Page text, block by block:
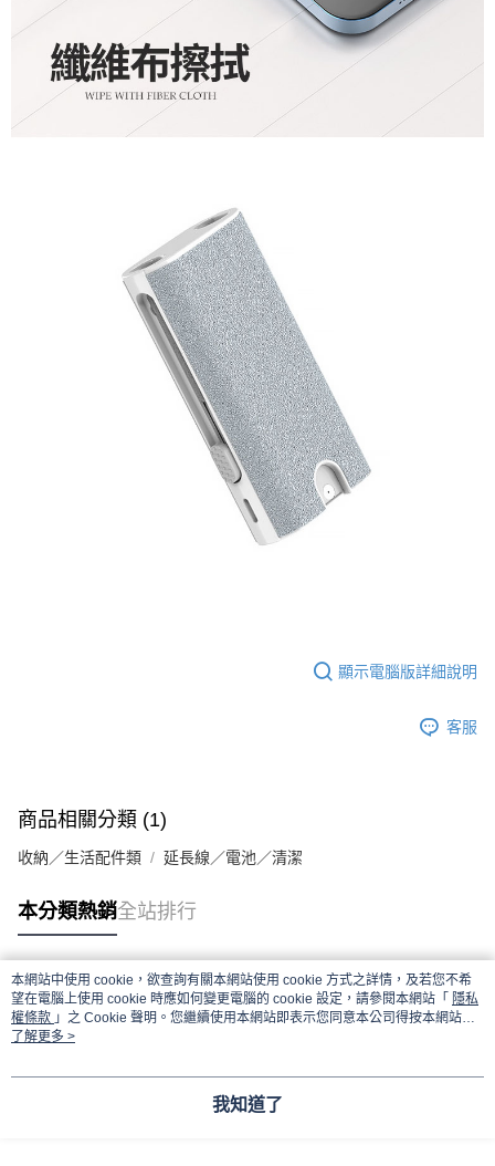
顯示電腦版詳細說明
客服
商品相關分類 (1)
收納／生活配件類 延長線／電池／清潔
本分類熱銷全站排行
熱門標籤
本網站中使用 cookie，欲查詢有關本網站使用 cookie 方式之詳情，及若您不希
望在電腦上使用 cookie 時應如何變更電腦的 cookie 設定，請參閱本網站「 隱私
權條款 」之 Cookie 聲明。您繼續使用本網站即表示您同意本公司得按本網站使
用條款之 Cookie 聲明使用 cookie。
了解更多 >
我知道了